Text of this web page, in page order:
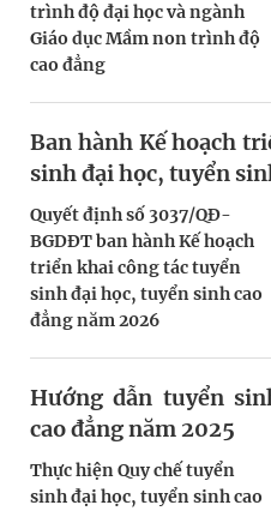
trình độ đại học và ngành
Giáo dục Mầm non trình độ
cao đẳng
Ban hành Kế hoạch
sinh đại học, tuyển
Quyết định số 3037/QĐ-
BGDĐT ban hành Kế hoạch
triển khai công tác tuyển
sinh đại học, tuyển sinh cao
đẳng năm 2026
Hướng dẫn tuyển
cao đẳng năm 2025
Thực hiện Quy chế tuyển
sinh đại học, tuyển sinh cao